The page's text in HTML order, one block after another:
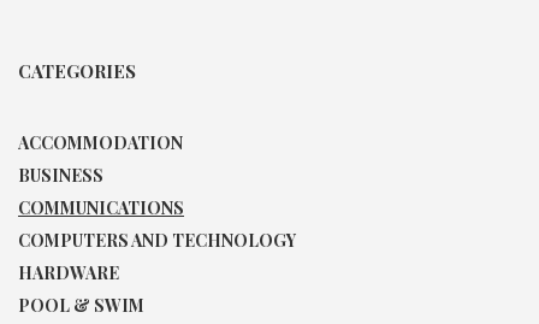
CATEGORIES
ACCOMMODATION
BUSINESS
COMMUNICATIONS
COMPUTERS AND TECHNOLOGY
HARDWARE
POOL & SWIM